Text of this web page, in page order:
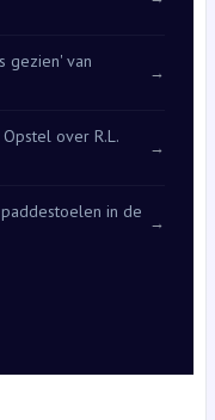
gezien' van
→
over R.L.
→
in de
→